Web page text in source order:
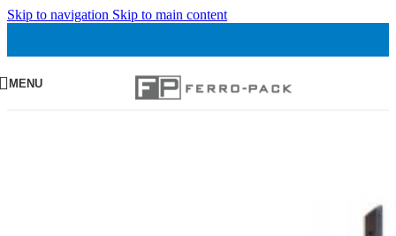
Skip to navigation Skip to main content
MENU